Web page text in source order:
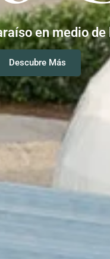
en medio de
Descubre Más